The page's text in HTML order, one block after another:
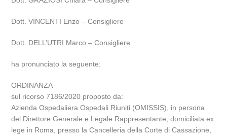
Dott. VINCENTI Enzo – Consigliere
Dott. DELL’UTRI Marco – Consigliere
ha pronunciato la seguente:
ORDINANZA
sul ricorso 7186/2020 proposto da:
Azienda Ospedaliera Ospedali Riuniti (OMISSIS), in persona
del Direttore Generale e Legale Rappresentante, domiciliata ex
lege in Roma, presso la Cancelleria della Corte di Cassazione,